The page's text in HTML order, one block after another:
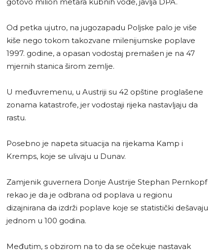
gotovo milion metara kubnih vode, javlja DPA.
Od petka ujutro, na jugozapadu Poljske palo je više
kiše nego tokom takozvane milenijumske poplave
1997. godine, a opasan vodostaj premašen je na 47
mjernih stanica širom zemlje.
U međuvremenu, u Austriji su 42 opštine proglašene
zonama katastrofe, jer vodostaji rijeka nastavljaju da
rastu.
Posebno je napeta situacija na rijekama Kamp i
Kremps, koje se ulivaju u Dunav.
Zamjenik guvernera Donje Austrije Stephan Pernkopf
rekao je da je odbrana od poplava u regionu
dizajnirana da izdrži poplave koje se statistički dešavaju
jednom u 100 godina.
Međutim, s obzirom na to da se očekuje nastavak